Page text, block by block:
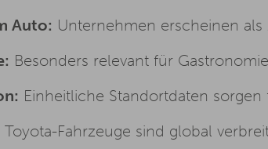
Auto: Unternehmen erscheinen als
Besonders relevant für
Einheitliche Standortdaten
Toyota-Fahrzeuge sind global